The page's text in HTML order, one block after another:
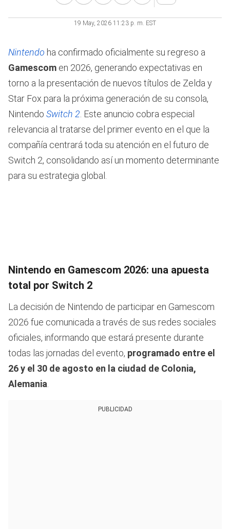
19 May, 2026 11:23 p. m. EST
Nintendo ha confirmado oficialmente su regreso a
Gamescom en 2026, generando expectativas en
torno a la presentación de nuevos títulos de Zelda y
Star Fox para la próxima generación de su consola,
Nintendo Switch 2 . Este anuncio cobra especial
relevancia al tratarse del primer evento en el que la
compañía centrará toda su atención en el futuro de
Switch 2, consolidando así un momento determinante
para su estrategia global.
Nintendo en Gamescom 2026: una apuesta
total por Switch 2
La decisión de Nintendo de participar en Gamescom
2026 fue comunicada a través de sus redes sociales
oficiales, informando que estará presente durante
todas las jornadas del evento, programado entre el
26 y el 30 de agosto en la ciudad de Colonia,
Alemania
PUBLICIDAD